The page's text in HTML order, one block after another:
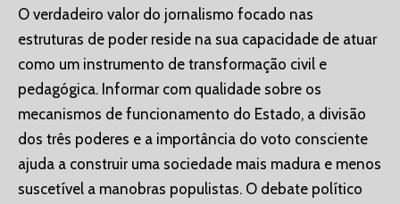
O verdadeiro valor do jornalismo focado nas
estruturas de poder reside na sua capacidade de atuar
como um instrumento de transformação civil e
pedagógica. Informar com qualidade sobre os
mecanismos de funcionamento do Estado, a divisão
dos três poderes e a importância do voto consciente
ajuda a construir uma sociedade mais madura e menos
suscetível a manobras populistas. O debate político